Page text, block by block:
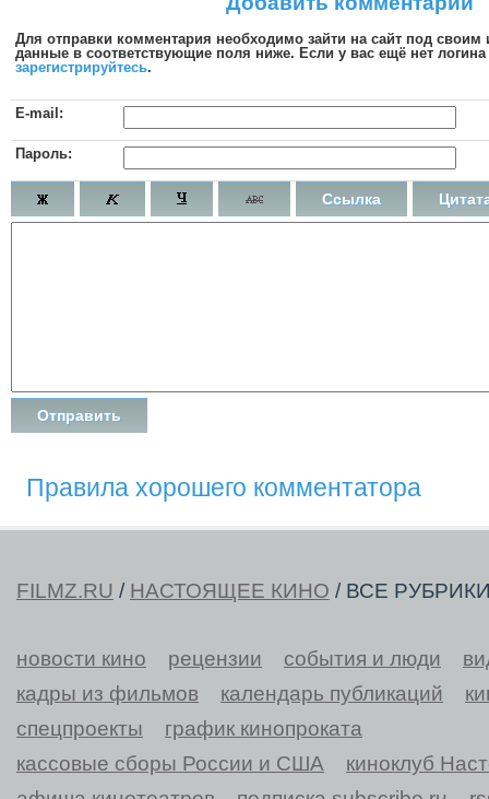
Для отправки комментария необходимо зайти на сайт под
данные в соответствующие поля ниже. Если у вас ещё нет
зарегистрируйтесь.
E-mail:
Пароль:
Ссылка
Правила хорошего комментатора
FILMZ.RU / НАСТОЯЩЕЕ КИНО / ВСЕ
новости кино рецензии события и люди
кадры из фильмов
календарь публикаций
спецпроекты
график кинопроката
кассовые сборы России и США
киноклуб